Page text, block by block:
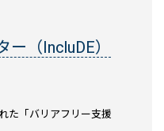
（IncluDE）
た「バリアフリー支援